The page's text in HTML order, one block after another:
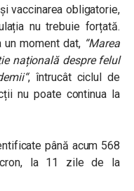
vaccinarea obligatorie,
nu trebuie forțată.
moment dat, “Marea
națională despre felul
“, întrucât ciclul de
nu poate continua la
până acum 568
la 11 zile de la